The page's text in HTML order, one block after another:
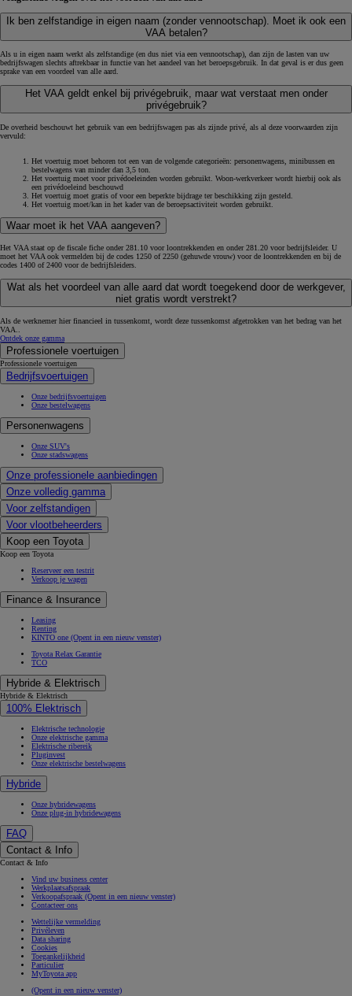
Ik ben zelfstandige in eigen naam (zonder vennootschap). Moet ik ook een
VAA betalen?
Als u in eigen naam werkt als zelfstandige (en dus niet via een vennootschap), dan zijn de lasten van uw
bedrijfswagen slechts aftrekbaar in functie van het aandeel van het beroepsgebruik. In dat geval is er dus geen
sprake van een voordeel van alle aard.
Het VAA geldt enkel bij privégebruik, maar wat verstaat men onder
privégebruik?
De overheid beschouwt het gebruik van een bedrijfswagen pas als zijnde privé, als al deze voorwaarden zijn
vervuld:
Het voertuig moet behoren tot een van de volgende categorieën: personenwagens, minibussen en
bestelwagens van minder dan 3,5 ton.
Het voertuig moet voor privédoeleinden worden gebruikt. Woon-werkverkeer wordt hierbij ook als
een privédoeleind beschouwd
Het voertuig moet gratis of voor een beperkte bijdrage ter beschikking zijn gesteld.
Het voertuig moet/kan in het kader van de beroepsactiviteit worden gebruikt.
Waar moet ik het VAA aangeven?
Het VAA staat op de fiscale fiche onder 281.10 voor loontrekkenden en onder 281.20 voor bedrijfsleider. U
moet het VAA ook vermelden bij de codes 1250 of 2250 (gehuwde vrouw) voor de loontrekkenden en bij de
codes 1400 of 2400 voor de bedrijfsleiders.
Wat als het voordeel van alle aard dat wordt toegekend door de werkgever,
niet gratis wordt verstrekt?
Als de werknemer hier financieel in tussenkomt, wordt deze tussenkomst afgetrokken van het bedrag van het
VAA..
Ontdek onze gamma
Professionele voertuigen
Professionele voertuigen
Bedrijfsvoertuigen
Onze bedrijfsvoertuigen
Onze bestelwagens
Personenwagens
Onze SUV's
Onze stadswagens
Onze professionele aanbiedingen
Onze volledig gamma
Voor zelfstandigen
Voor vlootbeheerders
Koop een Toyota
Koop een Toyota
Reserveer een testrit
Verkoop je wagen
Finance & Insurance
Leasing
Renting
KINTO one (Opent in een nieuw venster)
Toyota Relax Garantie
TCO
Hybride & Elektrisch
Hybride & Elektrisch
100% Elektrisch
Elektrische technologie
Onze elektrische gamma
Elektrische ribereik
Pluginvest
Onze elektrische bestelwagens
Hybride
Onze hybridewagens
Onze plug-in hybridewagens
FAQ
Contact & Info
Contact & Info
Vind uw business center
Werkplaatsafspraak
Verkoopafspraak (Opent in een nieuw venster)
Contacteer ons
Wettelijke vermelding
Privéleven
Data sharing
Cookies
Toegankelijkheid
Particulier
MyToyota app
(Opent in een nieuw venster)